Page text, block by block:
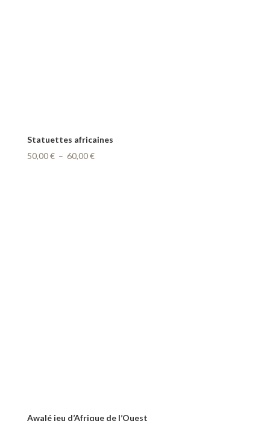
Statuettes africaines
50,00€ – 60,00€Plage
Awalé jeu d’Afrique de l’Ouest